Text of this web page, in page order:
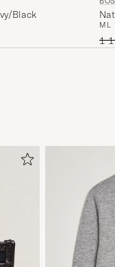
Black
M L
1